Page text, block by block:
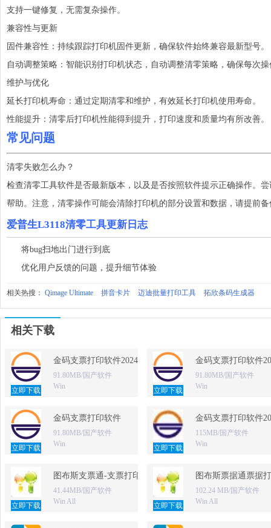
支持一键修复，无需复杂操作。
兼容性与更新
固件兼容性：持续跟踪打印机固件更新，确保软件始终兼容最新型号。
自动调整策略：智能识别打印机状态，自动调整清零策略，确保每次
维护与优化
延长打印机寿命：通过定期清零和维护，有效延长打印机使用寿命。
性能提升：清零后打印机性能得到提升，打印速度和质量均有所改善。
常见问题
清零失败怎么办？
检查清零工具软件是否最新版本，以及是否按照软件提示正确操作。
帮助。注意，清零操作可能会清除打印机的部分设置和数据，请提前
爱普生L3118清零工具更新日志
将bug扫地出门进行到底
优化用户反馈的问题，提升细节体验
相关热搜： Qimage Ultimate 拼音卡片 迈迪批量打印工具 拓欣条码生成器
相关下载
立即下载
金码支票打印软件2024 免费版
91.80MB/国产软件
Win
立即下载
金码支票打印软件
91.80MB/国产软件
Win
立即下载
金码支票打印软件
91.80MB/国产软件
Win
立即下载
金码支票打印软件
115MB/国产软件
Win
立即下载
图布斯支票通-支票打印软件
41.44MB/国产软件
Win All
立即下载
图布斯票据通票据
102.24 MB/国产软件
Win All